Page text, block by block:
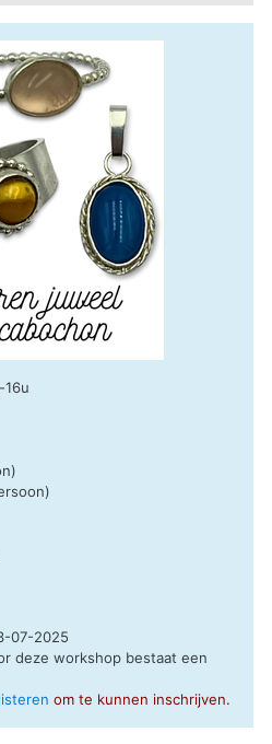
16u
07-2025
deze workshop bestaat een
om te kunnen inschrijven.